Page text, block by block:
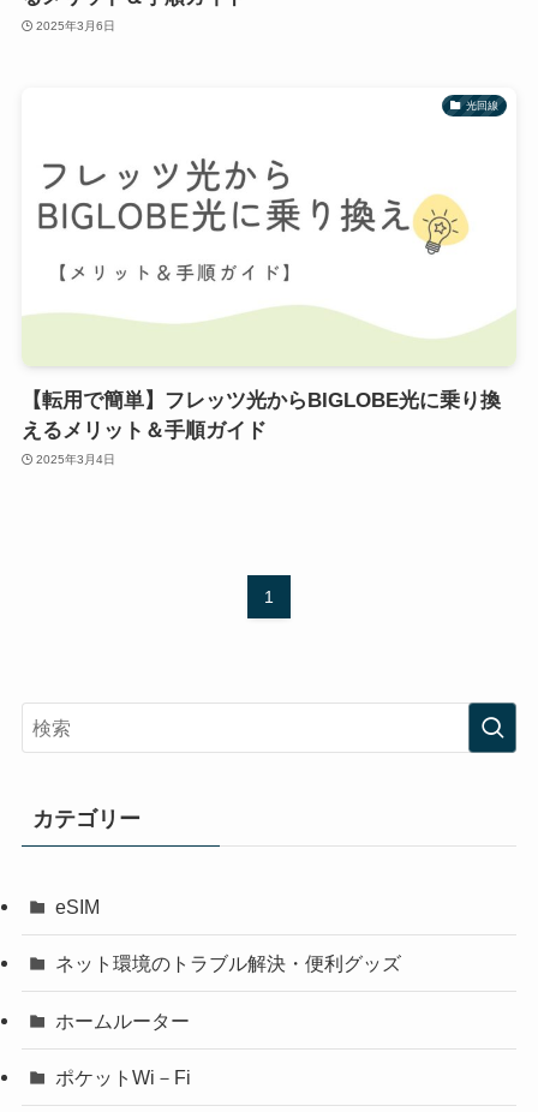
2025年3月6日
光回線
【転用で簡単】フレッツ光からBIGLOBE光に乗り換
えるメリット＆手順ガイド
2025年3月4日
1
カテゴリー
eSIM
ネット環境のトラブル解決・便利グッズ
ホームルーター
ポケットWi－Fi